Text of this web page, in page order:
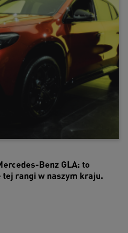
Benz GLA: to
rangi w naszym kraju.